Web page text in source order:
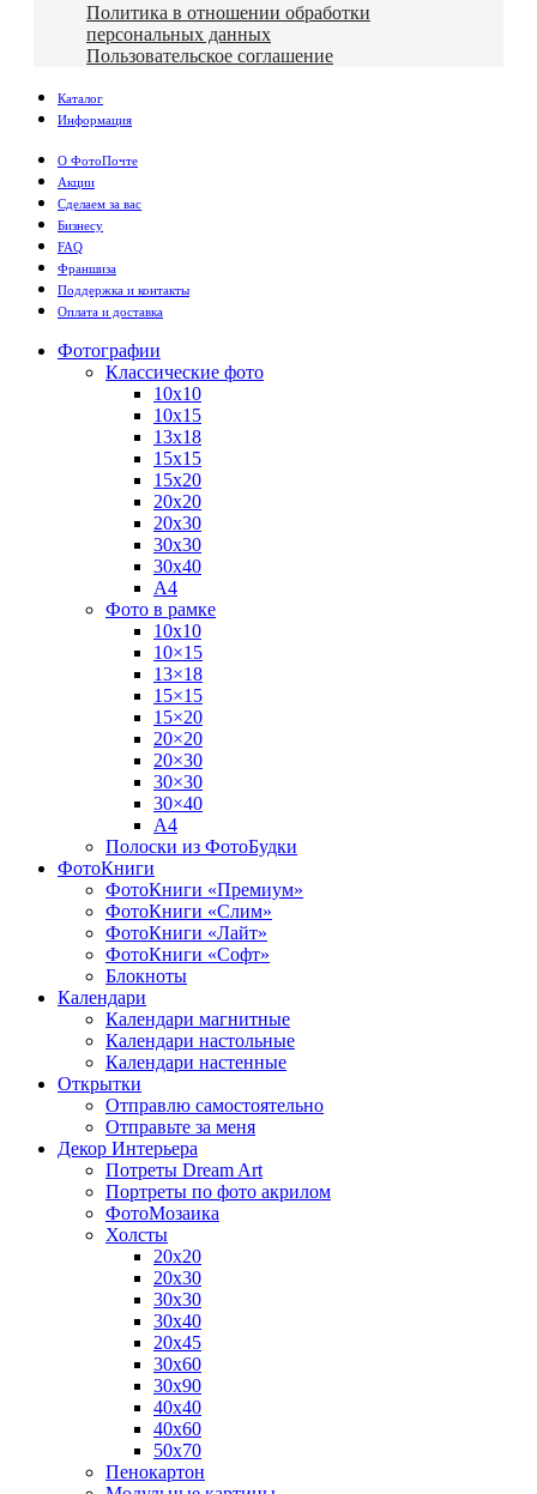
Политика в отношении обработки
персональных данных
Пользовательское соглашение
Каталог
Информация
О ФотоПочте
Акции
Сделаем за вас
Бизнесу
FAQ
Франшиза
Поддержка и контакты
Оплата и доставка
Фотографии
Классические фото
10х10
10х15
13х18
15х15
15х20
20х20
20х30
30х30
30х40
А4
Фото в рамке
10х10
10×15
13×18
15×15
15×20
20×20
20×30
30×30
30×40
A4
Полоски из ФотоБудки
ФотоКниги
ФотоКниги «Премиум»
ФотоКниги «Слим»
ФотоКниги «Лайт»
ФотоКниги «Софт»
Блокноты
Календари
Календари магнитные
Календари настольные
Календари настенные
Открытки
Отправлю самостоятельно
Отправьте за меня
Декор Интерьера
Потреты Dream Art
Портреты по фото акрилом
ФотоМозаика
Холсты
20х20
20х30
30х30
30х40
20х45
30х60
30х90
40х40
40х60
50х70
Пенокартон